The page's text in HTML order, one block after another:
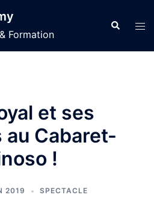
Formation
et ses
Cabaret-
!
2019 SPECTACLE